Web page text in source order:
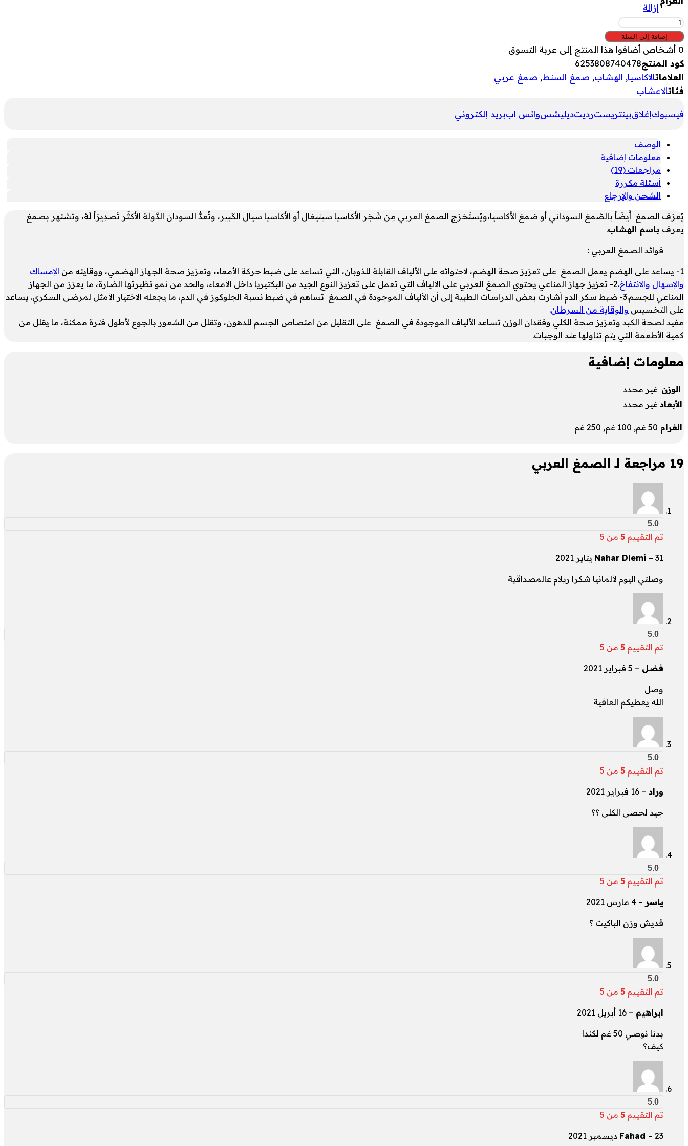
إزالة
كمية
الصمغ
العربي
إضافة إلى السلة
0 أشخاص أضافوا هذا المنتج إلى عربة التسوق
كود المنتج6253808740478
العلاماتالاكاسيا, الهشاب, صمغ السنط, صمغ عربي
فئاتالاعشاب
فيسبوكإغلاقبينتريسترديتديليشسواتس اببريد إلكتروني
الوصف
معلومات إضافية
مراجعات (19)
أسئلة مكررة
الشحن والإرجاع
يُعرَف الصمغ أَيضَاً بالصّمغ السوداني أو صَمغ الأَكاسيا،ويُستَخرَج الصمغ العربي مِن شَجَر الأَكاسيا سينيغال أو الأَكاسيا سيال الكَبير، وتُعدُّ السودان الدَّولة الأَكثَر تَصدِيرَاً لَهُ، وتشتهر بصمغ
يعرف باسم الهشاب.
فوائد الصمغ العربي :
1- يساعد على الهضم يعمل الصمغ على تعزيز صحة الهضم، لاحتوائه على الألياف القابلة للذوبان، التي تساعد على ضبط حركة الأمعاء، وتعزيز صحة الجهاز الهضمي، ووقايته من
الإمساك
والإسهال والانتفاخ
.2- تعزيز جهاز المناعي يحتوي الصمغ العربي على الألياف التي تعمل على تعزيز النوع الجيد من البكتيريا داخل الأمعاء، والحد من نمو نظيرتها الضارة، ما يعزز من الجهاز
المناعي للجسم.3- ضبط سكر الدم أشارت بعض الدراسات الطبية إلى أن الألياف الموجودة في الصمغ تساهم في ضبط نسبة الجلوكوز في الدم، ما يجعله الاختيار الأمثل لمرضى السكري. يساعد
على التخسيس والوقاية من السرطان.
مفيد لصحة الكبد وتعزيز صحة الكلي وفقدان الوزن تساعد الألياف الموجودة في الصمغ على التقليل من امتصاص الجسم للدهون، وتقلل من الشعور بالجوع لأطول فترة ممكنة، ما يقلل من
كمية الأطعمة التي يتم تناولها عند الوجبات.
معلومات إضافية
الوزن غير محدد
الأبعاد غير محدد
الغرام 50 غم, 100 غم, 250 غم
19 مراجعة لـ الصمغ العربي
5.0
تم التقييم 5 من 5
Nahar Dlemi – 31 يناير 2021
وصلني اليوم لألمانيا شكرا ريلام عالمصداقية
5.0
تم التقييم 5 من 5
فضل – 5 فبراير 2021
وصل
الله يعطيكم العافية
5.0
تم التقييم 5 من 5
وراد – 16 فبراير 2021
جيد لحصى الكلى ؟؟
5.0
تم التقييم 5 من 5
ياسر – 4 مارس 2021
قديش وزن الباكيت ؟
5.0
تم التقييم 5 من 5
ابراهيم – 16 أبريل 2021
بدنا نوصي 50 غم لكندا
كيف؟
5.0
تم التقييم 5 من 5
Fahad – 23 ديسمبر 2021